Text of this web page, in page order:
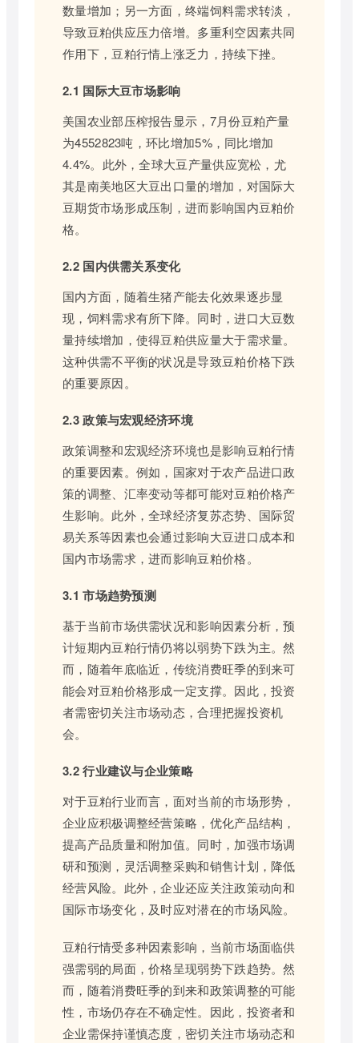
数量增加；另一方面，终端饲料需求转淡，
导致豆粕供应压力倍增。多重利空因素共同
作用下，豆粕行情上涨乏力，持续下挫。
2.1 国际大豆市场影响
美国农业部压榨报告显示，7月份豆粕产量
为4552823吨，环比增加5%，同比增加
4.4%。此外，全球大豆产量供应宽松，尤
其是南美地区大豆出口量的增加，对国际大
豆期货市场形成压制，进而影响国内豆粕价
格。
2.2 国内供需关系变化
国内方面，随着生猪产能去化效果逐步显
现，饲料需求有所下降。同时，进口大豆数
量持续增加，使得豆粕供应量大于需求量。
这种供需不平衡的状况是导致豆粕价格下跌
的重要原因。
2.3 政策与宏观经济环境
政策调整和宏观经济环境也是影响豆粕行情
的重要因素。例如，国家对于农产品进口政
策的调整、汇率变动等都可能对豆粕价格产
生影响。此外，全球经济复苏态势、国际贸
易关系等因素也会通过影响大豆进口成本和
国内市场需求，进而影响豆粕价格。
3.1 市场趋势预测
基于当前市场供需状况和影响因素分析，预
计短期内豆粕行情仍将以弱势下跌为主。然
而，随着年底临近，传统消费旺季的到来可
能会对豆粕价格形成一定支撑。因此，投资
者需密切关注市场动态，合理把握投资机
会。
3.2 行业建议与企业策略
对于豆粕行业而言，面对当前的市场形势，
企业应积极调整经营策略，优化产品结构，
提高产品质量和附加值。同时，加强市场调
研和预测，灵活调整采购和销售计划，降低
经营风险。此外，企业还应关注政策动向和
国际市场变化，及时应对潜在的市场风险。
豆粕行情受多种因素影响，当前市场面临供
强需弱的局面，价格呈现弱势下跌趋势。然
而，随着消费旺季的到来和政策调整的可能
性，市场仍存在不确定性。因此，投资者和
企业需保持谨慎态度，密切关注市场动态和